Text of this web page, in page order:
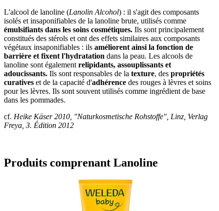
L'alcool de lanoline (Lanolin Alcohol) : il s'agit des composants
isolés et insaponifiables de la lanoline brute, utilisés comme
émulsifiants dans les soins cosmétiques. Ils sont principalement
constitués des stérols et ont des effets similaires aux composants
végétaux insaponifiables : ils améliorent ainsi la fonction de
barrière et fixent l'hydratation dans la peau. Les alcools de
lanoline sont également relipidants, assouplissants et
adoucissants. Ils sont responsables de la texture, des propriétés
curatives et de la capacité d'adhérence des rouges à lèvres et soins
pour les lèvres. Ils sont souvent utilisés comme ingrédient de base
dans les pommades.
cf. Heike Käser 2010, "Naturkosmetische Rohstoffe", Linz, Verlag
Freya, 3. Édition 2012
Produits comprenant Lanoline